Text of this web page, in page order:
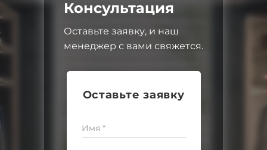
Консультация
Оставьте заявку
Имя *
Оставьте заявку, и наш
менеджер с вами свяжется.